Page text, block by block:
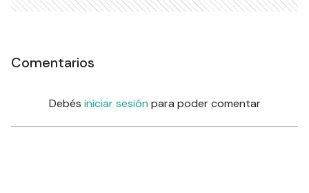
Comentarios
Debés iniciar sesión para poder comentar